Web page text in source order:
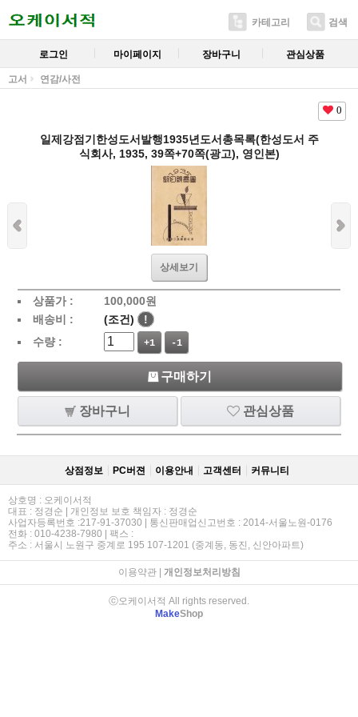
카테고리 검색
로그인 마이페이지 장바구니 관심상품
고서 연감/사전
0
일제강점기한성도서발행1935년도서총목록(한성도서 주
식회사, 1935, 39쪽+70쪽(광고), 영인본)
상세보기
상품가 : 100,000원
배송비 :
(조건)
!
수량 :
+1 -1
구매하기
장바구니 관심상품
상점정보 PC버젼 이용안내 고객센터 커뮤니티
상호명 : 오케이서적
대표 : 정경순 | 개인정보 보호 책임자 : 정경순
사업자등록번호 :217-91-37030 | 통신판매업신고번호 : 2014-서울노원-0176
전화 : 010-4238-7980 | 팩스 :
주소 : 서울시 노원구 중계로 195 107-1201 (중계동, 동진, 신안아파트)
이용약관| 개인정보처리방침
ⓒ오케이서적 All rights reserved.
MakeShop